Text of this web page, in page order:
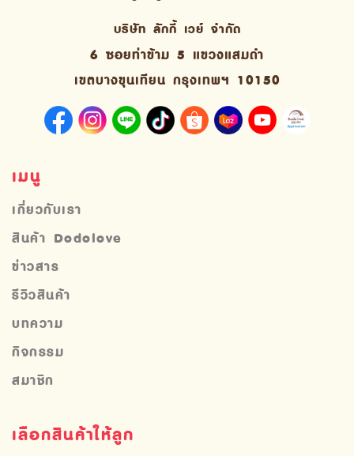
บริษัท ลักกี้ เวย์ จํากัด
6 ซอยท่าข้าม 5 แขวงแสมดำ
เขตบางขุนเทียน กรุงเทพฯ 10150
เมนู
เกี่ยวกับเรา
สินค้า Dodolove
ข่าวสาร
รีวิวสินค้า
บทความ
กิจกรรม
สมาชิก
เลือกสินค้าให้ลูก